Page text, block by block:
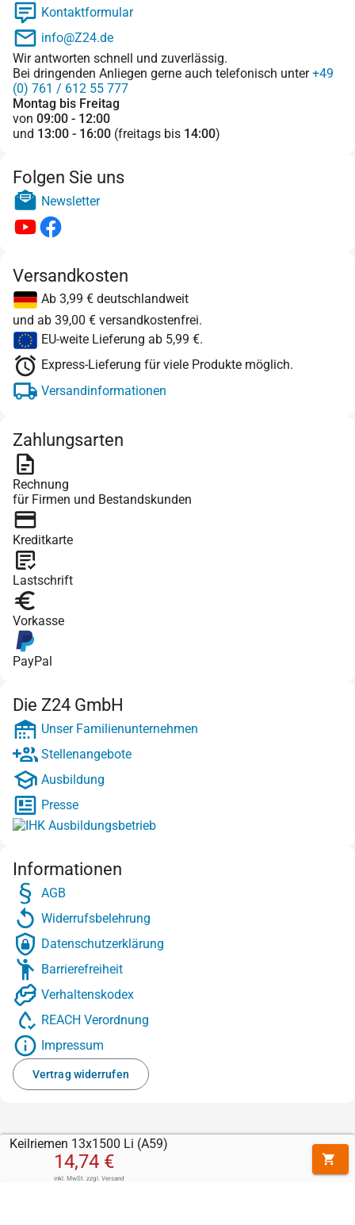
Keilriemen 13x1500 Li (A59)
14,74 €
inkl. MwSt. zzgl. Versand
Kontaktformular
info@Z24.de
Wir antworten schnell und zuverlässig.
Bei dringenden Anliegen gerne auch telefonisch unter+49
(0) 761 / 612 55 777
Montag bis Freitag
von 09:00 - 12:00
und 13:00 - 16:00 (freitags bis 14:00)
Folgen Sie uns
Newsletter
Versandkosten
Ab 3,99 € deutschlandweit
und ab 39,00 € versandkostenfrei.
EU-weite Lieferung ab 5,99 €.
Express-Lieferung für viele Produkte möglich.
Versandinformationen
Zahlungsarten
Rechnung
für Firmen und Bestandskunden
Kreditkarte
Lastschrift
Vorkasse
PayPal
Die Z24 GmbH
Unser Familienunternehmen
Stellenangebote
Ausbildung
Presse
Informationen
AGB
Widerrufsbelehrung
Datenschutzerklärung
Barrierefreiheit
Verhaltenskodex
REACH Verordnung
Impressum
Vertrag widerrufen